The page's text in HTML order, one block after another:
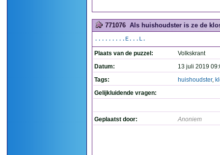
771076 Als huishoudster is ze de
.........E...L.
Plaats van de puzzel:
Volkskrant
Datum:
13 juli 2019
Tags:
huishoudster,
Gelijkluidende vragen:
Geplaatst door: Anoniem